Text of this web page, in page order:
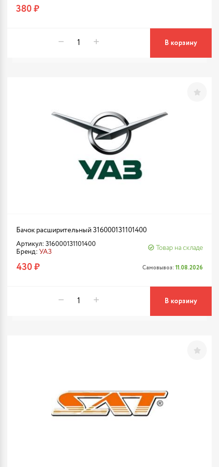
380 ₽
В корзину
Бачок расширительный 316000131101400
Артикул: 316000131101400
Бренд: УАЗ
Товар на складе
430 ₽ Самовывоз: 11.08.2026
В корзину